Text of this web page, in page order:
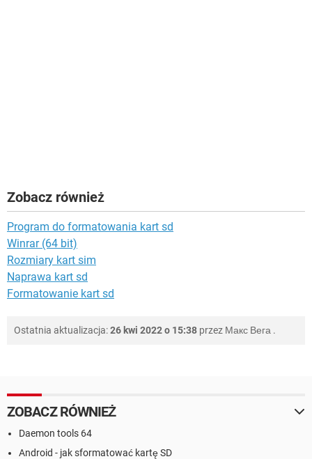
Zobacz również
Program do formatowania kart sd
Winrar (64 bit)
Rozmiary kart sim
Naprawa kart sd
Formatowanie kart sd
Ostatnia aktualizacja:26 kwi 2022 o 15:38 przez Макс Вега .
ZOBACZ RÓWNIEŻ
Daemon tools 64
Android - jak sformatować kartę SD